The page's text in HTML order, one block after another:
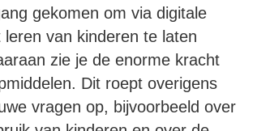
gekomen om via digitale
van kinderen te laten
zie je de enorme kracht
Dit roept overigens
vragen op, bijvoorbeeld over